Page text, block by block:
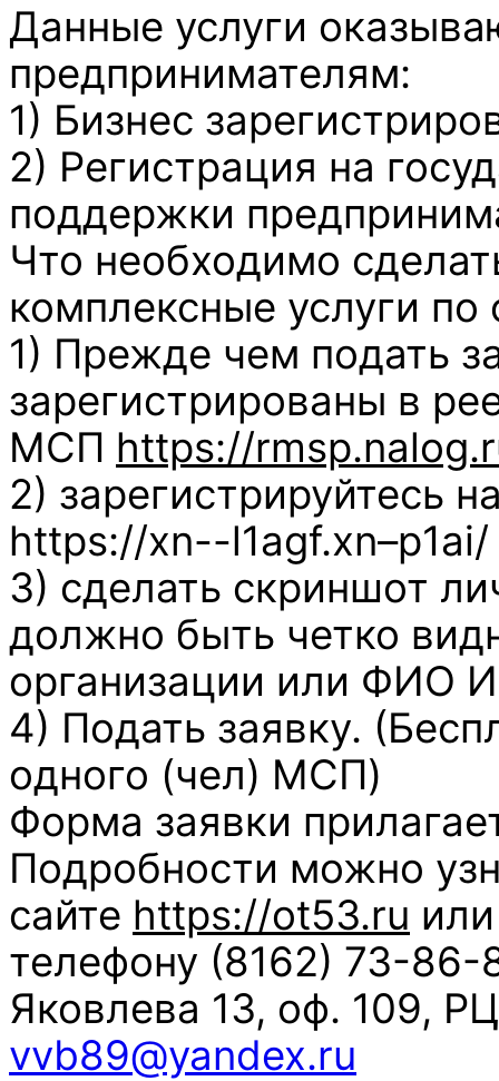
Данные услуги
предпринимателям:
1) Бизнес
2) Регистрация на
поддержки
Что необходимо
комплексные услуги
1) Прежде чем подать
зарегистрированы в
МСП https://
2) зарегистрируйтесь
https://xn--l1agf.xn–p1ai/
3) сделать скриншот
должно быть четко
организации или ФИО
4) Подать заявку.
одного (чел) МСП)
Форма заявки
Подробности можно
сайте https://ot53.ru
телефону (8162) 73-86-
Яковлева 13, оф. 109,
vvb89@yandex.ru